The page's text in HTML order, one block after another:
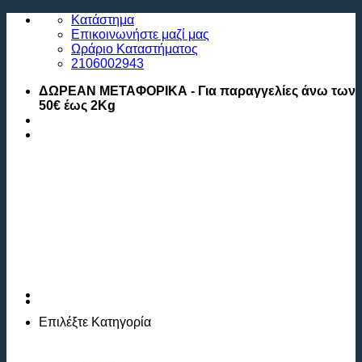
Μετάβαση
περιεχόμενο
Κατάστημα
Επικοινωνήστε μαζί μας
Ωράριο Καταστήματος
2106002943
ΔΩΡΕΑΝ ΜΕΤΑΦΟΡΙΚΑ - Για παραγγελίες άνω των
50€ έως 2Kg
Επιλέξτε Κατηγορία